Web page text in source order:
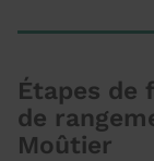
Étapes de
de
Moûtier